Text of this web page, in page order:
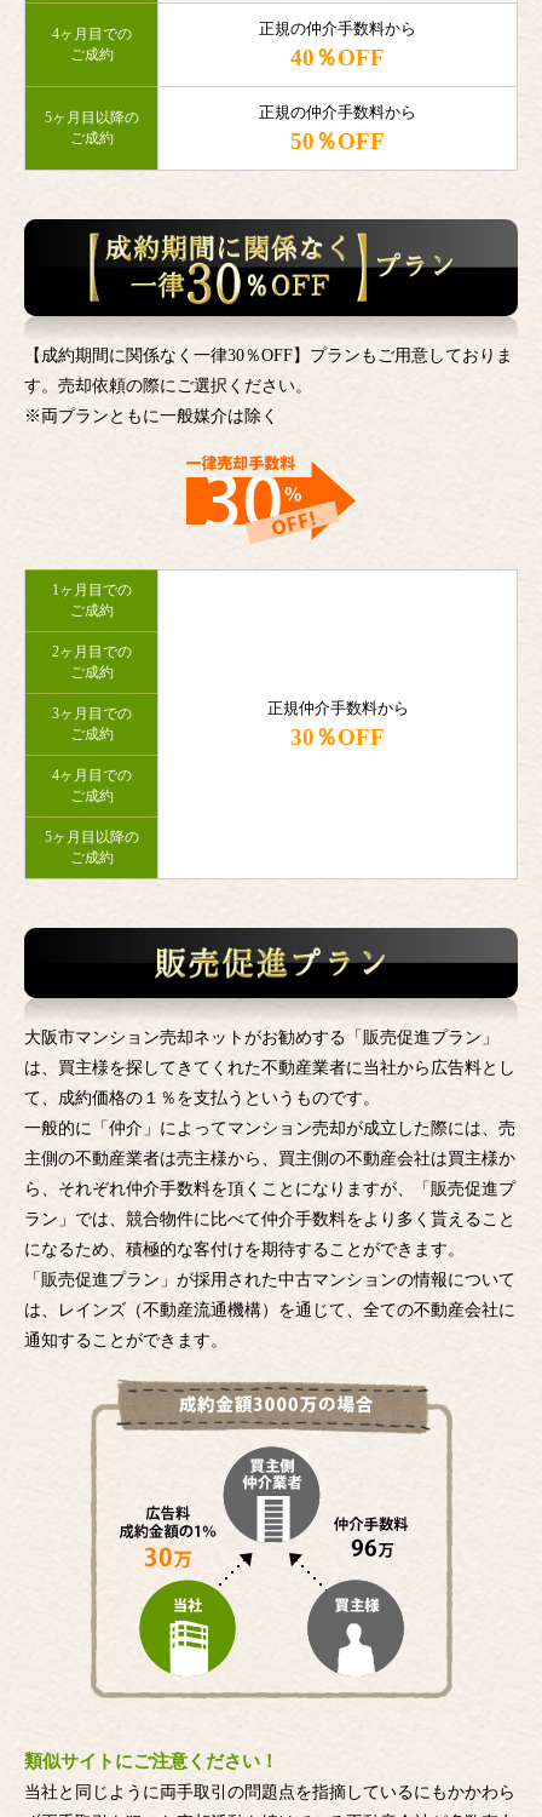
4ヶ月目での
ご成約
正規の仲介手数料から
40％OFF
5ヶ月目以降の
ご成約
正規の仲介手数料から
50％OFF
【成約期間に関係なく一律30％OFF】プランもご用意しておりま
す。売却依頼の際にご選択ください。
※両プランともに一般媒介は除く
1ヶ月目での
ご成約
正規仲介手数料から
30％OFF
2ヶ月目での
ご成約
3ヶ月目での
ご成約
4ヶ月目での
ご成約
5ヶ月目以降の
ご成約
大阪市マンション売却ネットがお勧めする「販売促進プラン」
は、買主様を探してきてくれた不動産業者に当社から広告料とし
て、成約価格の１％を支払うというものです。
一般的に「仲介」によってマンション売却が成立した際には、売
主側の不動産業者は売主様から、買主側の不動産会社は買主様か
ら、それぞれ仲介手数料を頂くことになりますが、「販売促進プ
ラン」では、競合物件に比べて仲介手数料をより多く貰えること
になるため、積極的な客付けを期待することができます。
「販売促進プラン」が採用された中古マンションの情報について
は、レインズ（不動産流通機構）を通じて、全ての不動産会社に
通知することができます。
類似サイトにご注意ください！
当社と同じように両手取引の問題点を指摘しているにもかかわら